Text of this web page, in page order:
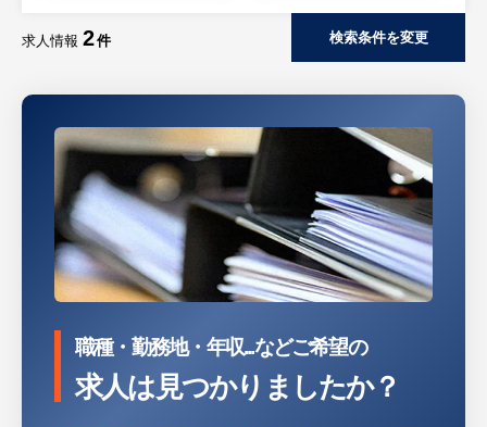
心の労働環境が魅力的です。未経験からオフ
ィスワークに挑戦したい方や、人に寄り添う
仕事にやりがいを感じる方に強くおすすめで
・ワークライフバランスの充実度も同社の大
きな魅力です。有給休暇取得率は100％を達
成しており、社員一人ひとりが事前に計画を
立てて気兼ねなく休みを取得できる風土が根
付いています。完全週休2日制（土日祝）を
軸とした働き方で、万一土日祝に出勤が発生
した場合でも必ず振替休日が取得できます。
自社運営ホテルの割引制度など福利厚生も充
実しており、プライベートを大切にしながら
安心して長期的なキャリアを築いていける好
‧「⼀般事務員‧医療事務」向けブランド
求人情報 2件 検索条件を変更
職種・勤務地・年収...などご希望の
求人は見つかりましたか？